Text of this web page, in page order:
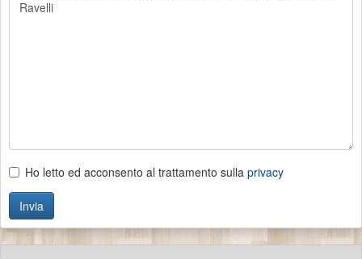
Ho letto ed acconsento al trattamento sulla privacy